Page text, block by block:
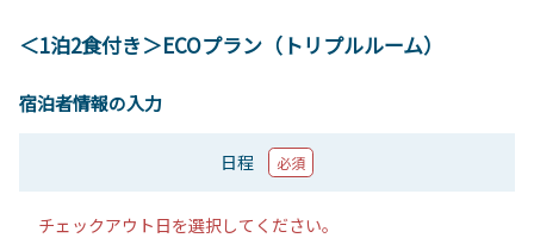
＜1泊2食付き＞ECOプラン（トリプルルーム）
宿泊者情報の入力
日程 必須
チェックアウト日を選択してください。